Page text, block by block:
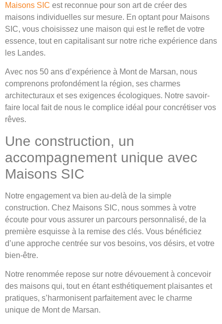
Maisons SIC est reconnue pour son art de créer des
maisons individuelles sur mesure. En optant pour Maisons
SIC, vous choisissez une maison qui est le reflet de votre
essence, tout en capitalisant sur notre riche expérience dans
les Landes.
Avec nos 50 ans d’expérience à Mont de Marsan, nous
comprenons profondément la région, ses charmes
architecturaux et ses exigences écologiques. Notre savoir-
faire local fait de nous le complice idéal pour concrétiser vos
rêves.
Une construction, un
accompagnement unique avec
Maisons SIC
Notre engagement va bien au-delà de la simple
construction. Chez Maisons SIC, nous sommes à votre
écoute pour vous assurer un parcours personnalisé, de la
première esquisse à la remise des clés. Vous bénéficiez
d’une approche centrée sur vos besoins, vos désirs, et votre
bien-être.
Notre renommée repose sur notre dévouement à concevoir
des maisons qui, tout en étant esthétiquement plaisantes et
pratiques, s’harmonisent parfaitement avec le charme
unique de Mont de Marsan.